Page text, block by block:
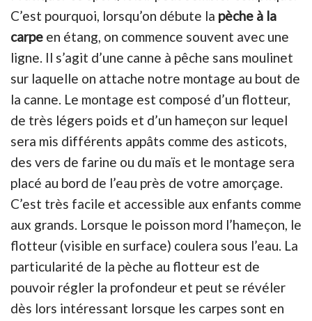
C’est pourquoi, lorsqu’on débute la pèche à la
carpe en étang, on commence souvent avec une
ligne. Il s’agit d’une canne à pêche sans moulinet
sur laquelle on attache notre montage au bout de
la canne. Le montage est composé d’un flotteur,
de très légers poids et d’un hameçon sur lequel
sera mis différents appâts comme des asticots,
des vers de farine ou du maïs et le montage sera
placé au bord de l’eau près de votre amorçage.
C’est très facile et accessible aux enfants comme
aux grands. Lorsque le poisson mord l’hameçon, le
flotteur (visible en surface) coulera sous l’eau. La
particularité de la pèche au flotteur est de
pouvoir régler la profondeur et peut se révéler
dès lors intéressant lorsque les carpes sont en